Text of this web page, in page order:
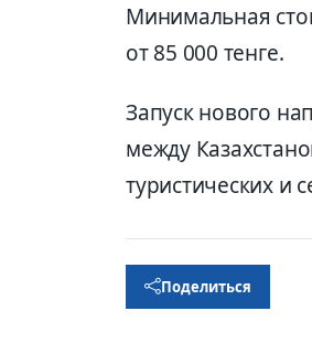
Минимальная
от 85 000 тенге.
Запуск нового
между
туристических и
Поделиться